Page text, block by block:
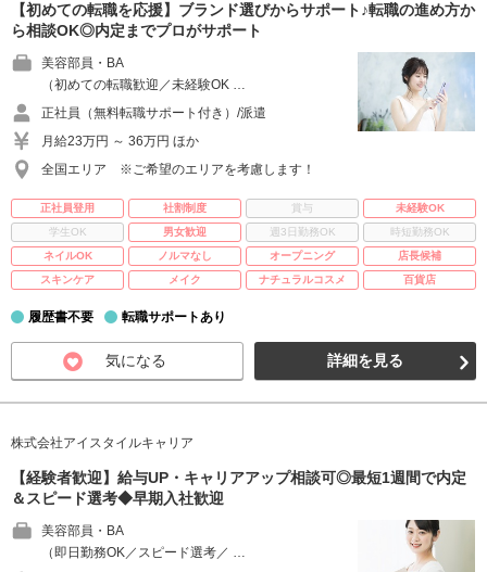
【初めての転職を応援】ブランド選びからサポート♪転職の進め方か
ら相談OK◎内定までプロがサポート
美容部員・BA
（初めての転職歓迎／未経験OK …
正社員（無料転職サポート付き）/派遣
月給23万円 ～ 36万円 ほか
全国エリア ※ご希望のエリアを考慮します！
正社員登用 社割制度 賞与
未経験OK
学生OK
男女歓迎 週3日勤務OK
時短勤務OK
ネイルOK
ノルマなし オープニング
店長候補
スキンケア
メイク ナチュラルコスメ 百貨店
履歴書不要 転職サポートあり
気になる 詳細を見る
株式会社アイスタイルキャリア
【経験者歓迎】給与UP・キャリアアップ相談可◎最短1週間で内定
＆スピード選考◆早期入社歓迎
美容部員・BA
（即日勤務OK／スピード選考／ …